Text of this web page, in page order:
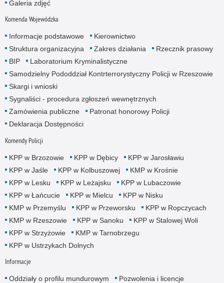
Galeria zdjęć
Komenda Wojewódzka
Informacje podstawowe
Kierownictwo
Struktura organizacyjna
Zakres działania
Rzecznik prasowy
BIP
Laboratorium Kryminalistyczne
Samodzielny Pododdział Kontrterrorystyczny Policji w Rzeszowie
Skargi i wnioski
Sygnaliści - procedura zgłoszeń wewnętrznych
Zamówienia publiczne
Patronat honorowy Policji
Deklaracja Dostępności
Komendy Policji
KPP w Brzozowie KPP w Dębicy
KPP w Jarosławiu
KPP w Jaśle
KPP w Kolbuszowej
KMP w Krośnie
KPP w Lesku
KPP w Leżajsku
KPP w Lubaczowie
KPP w Łańcucie
KPP w Mielcu
KPP w Nisku
KMP w Przemyślu
KPP w Przeworsku
KPP w Ropczycach
KMP w Rzeszowie
KPP w Sanoku
KPP w Stalowej Woli
KPP w Strzyżowie
KMP w Tarnobrzegu
KPP w Ustrzykach Dolnych
Informacje
Oddziały o profilu mundurowym
Pozwolenia i licencje